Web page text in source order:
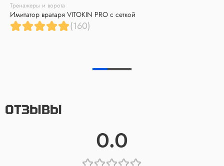
Тренажеры и ворота
Имитатор вратаря VITOKIN PRO с сеткой
(160)
ОТЗЫВЫ
0.0